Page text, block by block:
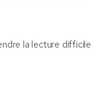
la lecture difficile